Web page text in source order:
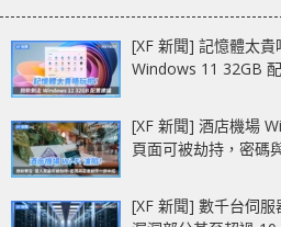
[XF 新聞] 記憶體太
Windows 11 32GB
[XF 新聞] 酒店機場
頁面可被劫持，密碼
[XF 新聞] 數千台伺